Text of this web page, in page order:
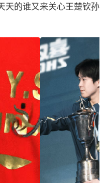
天的谁又来关心王楚钦孙